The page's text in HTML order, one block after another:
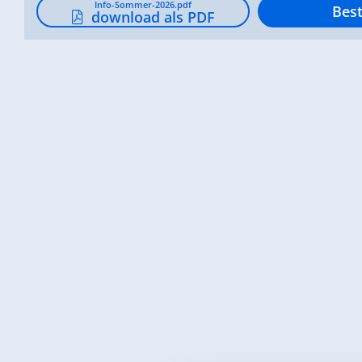
Info-Sommer-2026.pdf
download als PDF